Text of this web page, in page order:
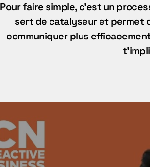
Pour faire simple, c’est un
sert de catalyseur et permet
communiquer plus